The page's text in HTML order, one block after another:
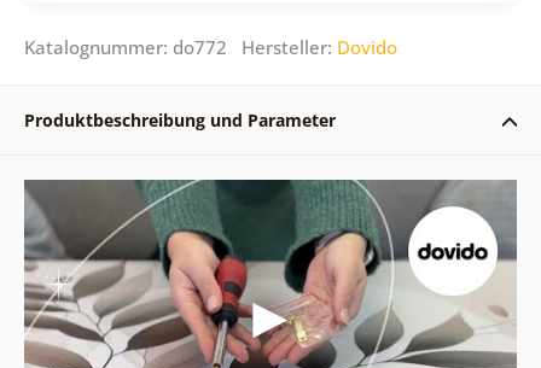
Katalognummer: do772 Hersteller: Dovido
Produktbeschreibung und Parameter